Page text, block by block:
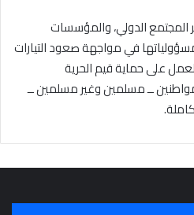
المجتمع الدولي، والمؤسسات
في مواجهة صعود التيارات
على حماية قيم الحرية
ــ مسلمين وغير مسلمين ــ